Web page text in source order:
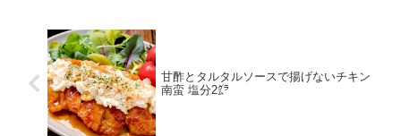
甘酢とタルタルソースで揚げないチキン
南蛮 塩分2㌘